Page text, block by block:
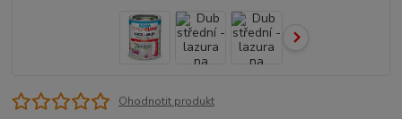
Ohodnotit produkt